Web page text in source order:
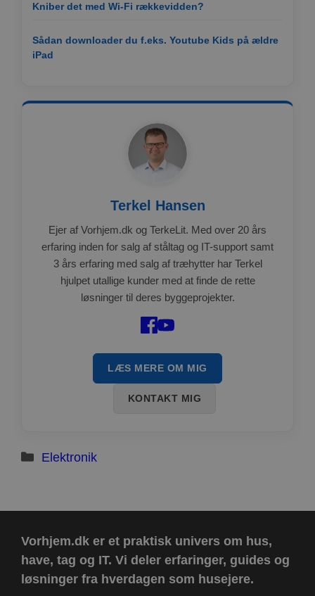
Kniber det med Wi-Fi rækkevidden?
Sådan downloader du f.eks. Youtube Kids på ældre
iPad
Terkel Hansen
Ejer af Vorhjem.dk og TerkeLit. Med over 20 års
erfaring inden for salg af ståltag og IT-support samt
3 års erfaring med salg af træhytter har Terkel
hjulpet utallige kunder med at finde de rette
løsninger til deres byggeprojekter.
LÆS MERE OM MIG
KONTAKT MIG
Kategorier
Elektronik
Vorhjem.dk er et praktisk univers om hus,
have, tag og IT. Vi deler erfaringer, guides og
løsninger fra hverdagen som husejere.